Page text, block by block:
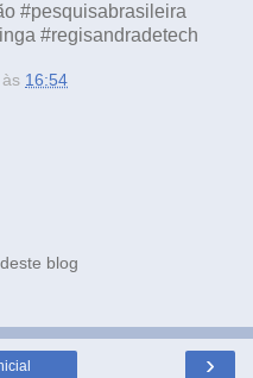
#pesquisabrasileira
#regisandradetech
às 16:54
blog
›